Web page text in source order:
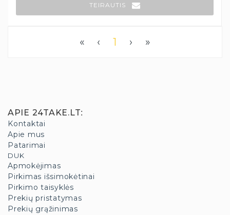
TEIRAUTIS
« ‹ 1 › »
APIE 24TAKE.LT:
Kontaktai
Apie mus
Patarimai
DUK
Apmokėjimas
Pirkimas išsimokėtinai
Pirkimo taisyklės
Prekių pristatymas
Prekių grąžinimas